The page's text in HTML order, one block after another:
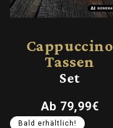
Cappuccino
Tassen
Set
Normaler
Preis
Ab 79,99€
Bald erhältlich!